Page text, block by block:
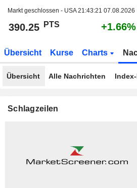
Markt geschlossen - USA21:43:21 07.08.2026
390.25 PTS +1.66%
Übersicht Kurse Charts
Übersicht Alle Nachrichten
Schlagzeilen